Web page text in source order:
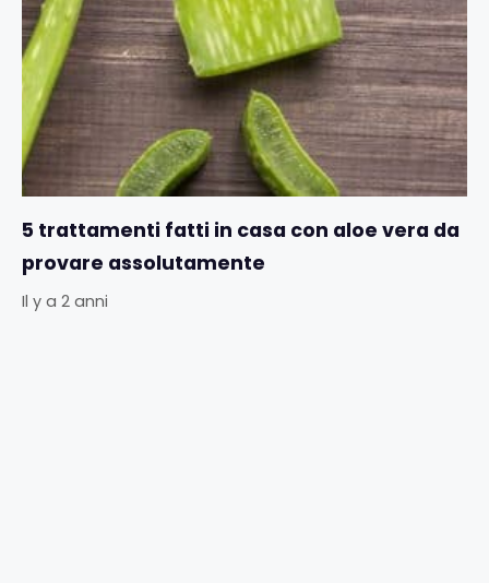
5 trattamenti fatti in casa con aloe vera da
provare assolutamente
Il y a 2 anni